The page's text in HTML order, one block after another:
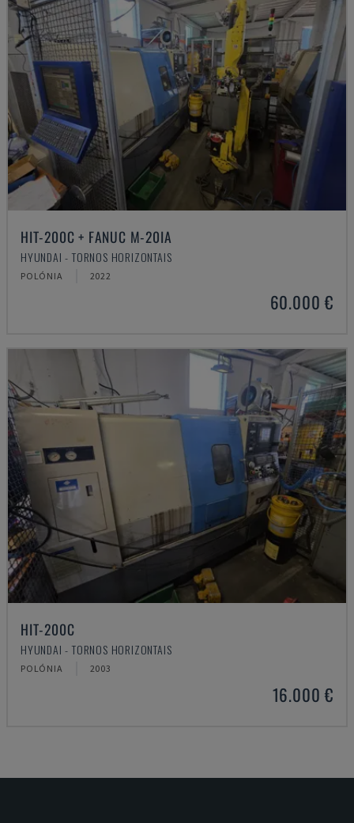
HIT-200C + FANUC M-20IA
HYUNDAI - TORNOS HORIZONTAIS
POLÓNIA 2022
60.000 €
HIT-200C
HYUNDAI - TORNOS HORIZONTAIS
POLÓNIA 2003
16.000 €